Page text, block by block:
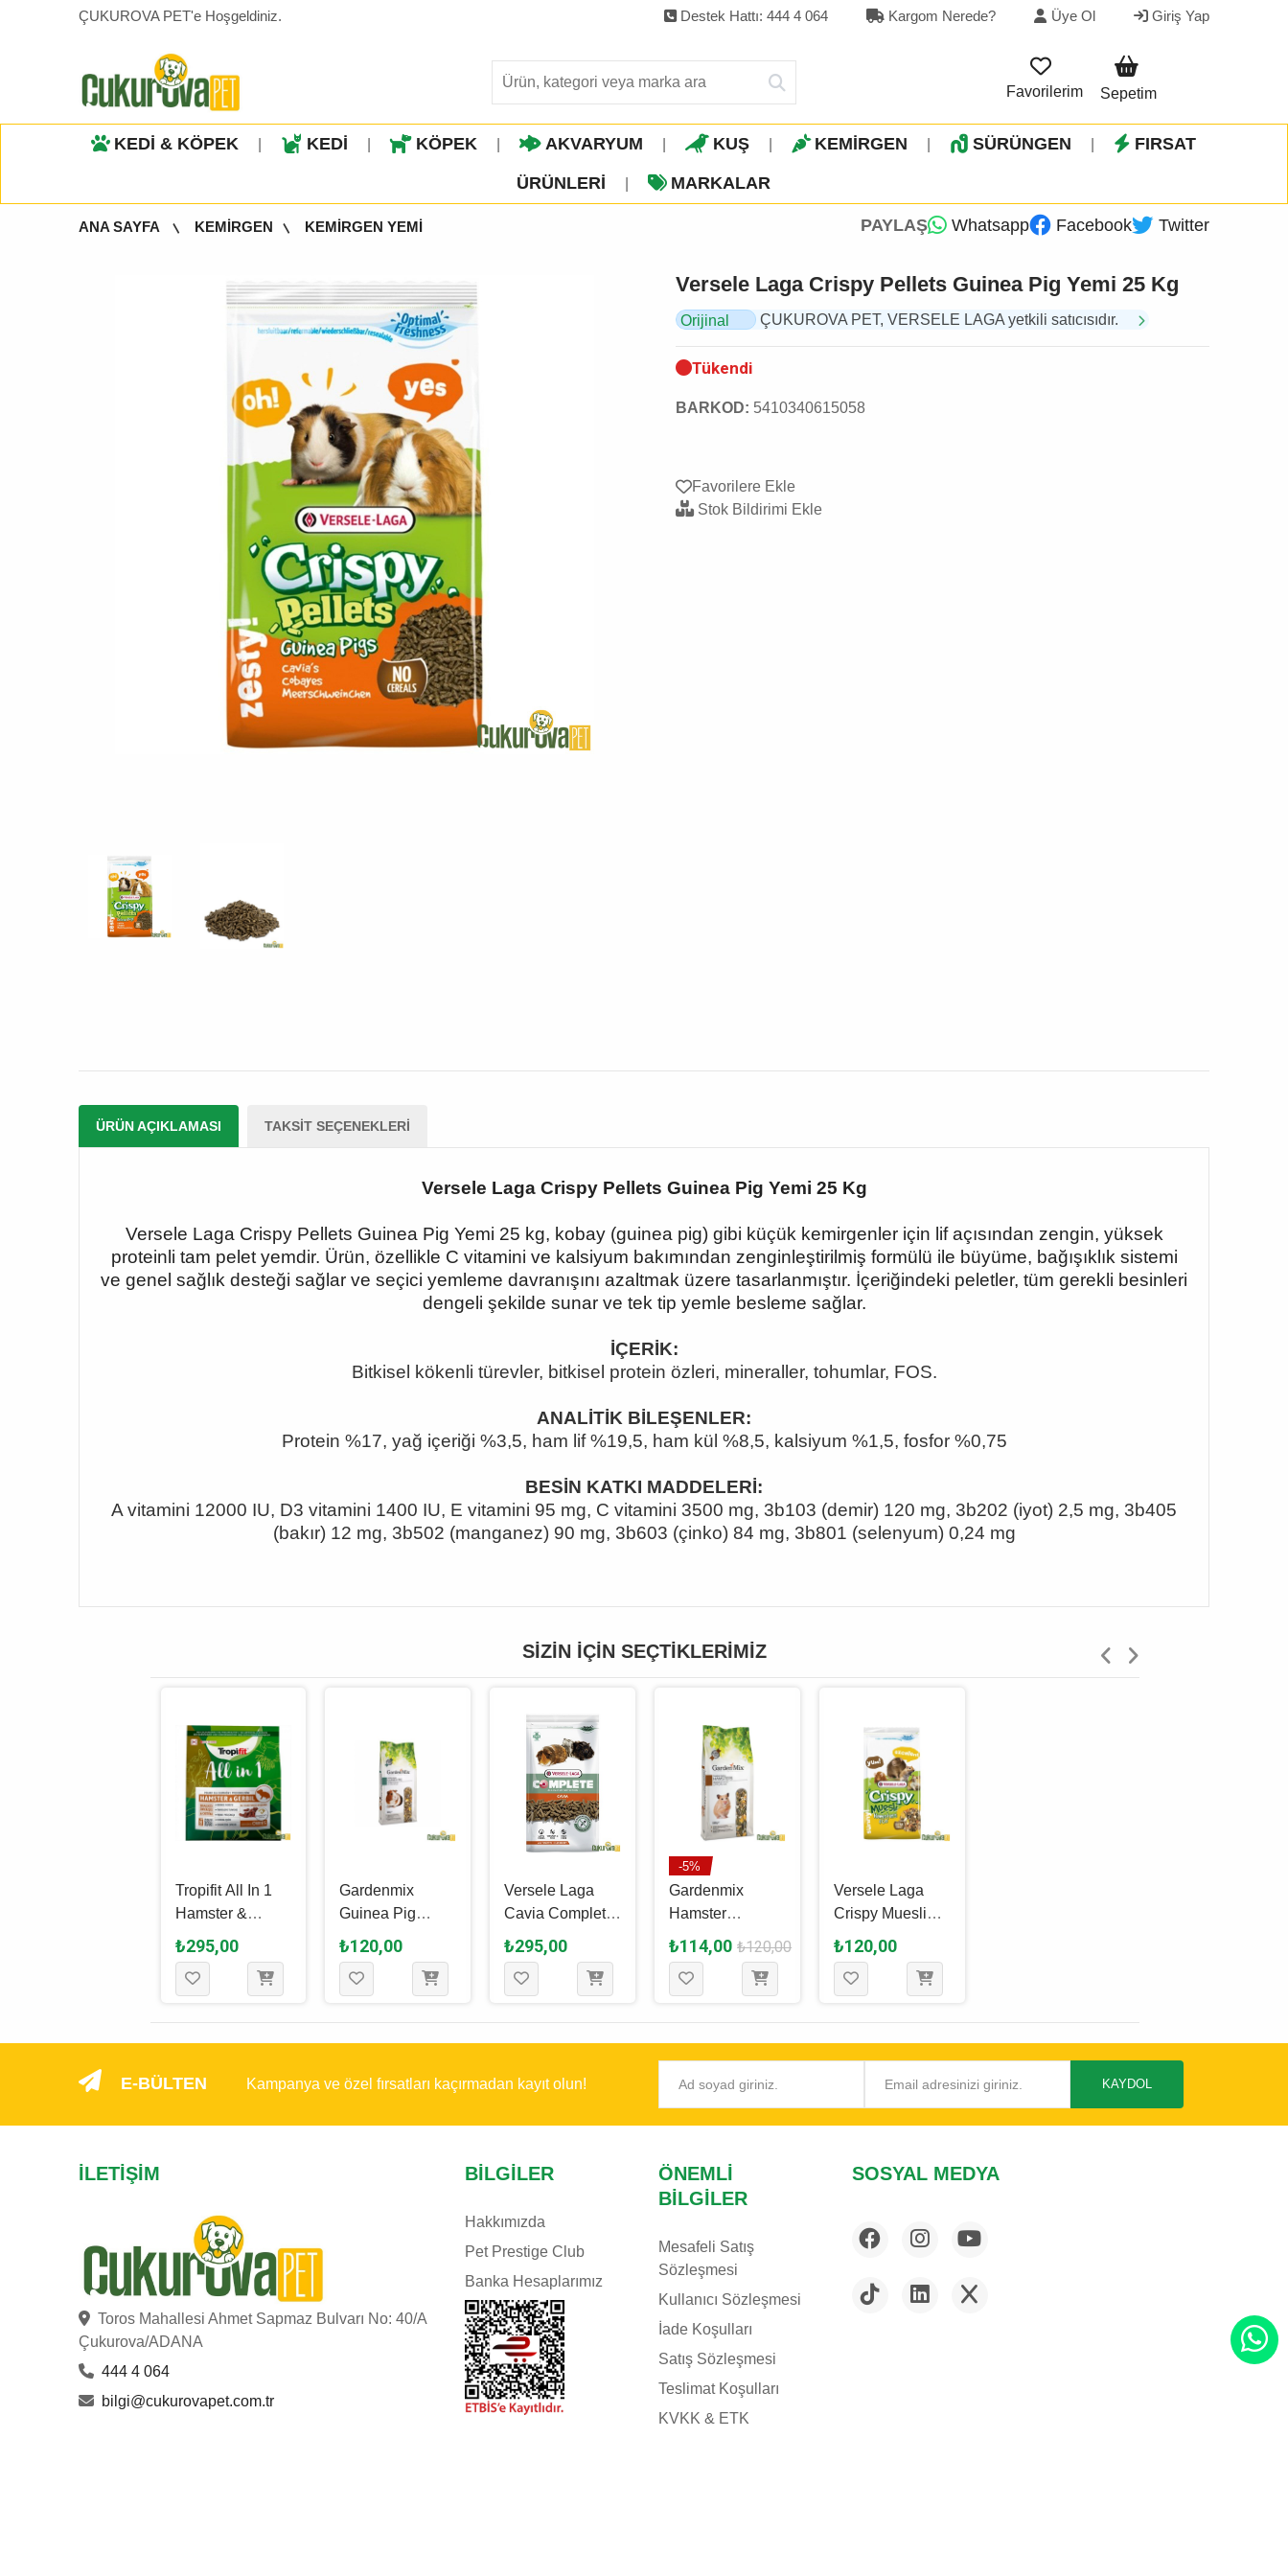
ÇUKUROVA PET'e Hoşgeldiniz. Destek Hattı: 444 4 064 Kargom Nerede? Üye Ol Giriş Yap
Favorilerim Sepetim
KEDİ & KÖPEK KEDİ KÖPEK AKVARYUM KUŞ KEMİRGEN SÜRÜNGEN FIRSAT
ÜRÜNLERI MARKALAR
ANA SAYFA KEMİRGEN KEMİRGEN YEMİ PAYLAŞ Whatsapp Facebook Twitter
Versele Laga Crispy Pellets Guinea Pig Yemi 25 Kg
Orijinal
ÇUKUROVA PET, VERSELE LAGA yetkili satıcısıdır.
Tükendi
BARKOD: 5410340615058
Favorilere Ekle
Stok Bildirimi Ekle
ÜRÜN AÇIKLAMASI TAKSIT SEÇENEKLERI
Versele Laga Crispy Pellets Guinea Pig Yemi 25 Kg
Versele Laga Crispy Pellets Guinea Pig Yemi 25 kg, kobay (guinea pig) gibi küçük kemirgenler için lif açısından zengin, yüksek
proteinli tam pelet yemdir. Ürün, özellikle C vitamini ve kalsiyum bakımından zenginleştirilmiş formülü ile büyüme, bağışıklık sistemi
ve genel sağlık desteği sağlar ve seçici yemleme davranışını azaltmak üzere tasarlanmıştır. İçeriğindeki peletler, tüm gerekli besinleri
dengeli şekilde sunar ve tek tip yemle besleme sağlar.
İÇERİK:
Bitkisel kökenli türevler, bitkisel protein özleri, mineraller, tohumlar, FOS.
ANALİTİK BİLEŞENLER:
Protein %17, yağ içeriği %3,5, ham lif %19,5, ham kül %8,5, kalsiyum %1,5, fosfor %0,75
BESİN KATKI MADDELERİ:
A vitamini 12000 IU, D3 vitamini 1400 IU, E vitamini 95 mg, C vitamini 3500 mg, 3b103 (demir) 120 mg, 3b202 (iyot) 2,5 mg, 3b405
(bakır) 12 mg, 3b502 (manganez) 90 mg, 3b603 (çinko) 84 mg, 3b801 (selenyum) 0,24 mg
SIZIN İÇIN SEÇTIKLERIMIZ
Tropifit All In 1
Hamster &
Gerbil Yemi 500
Gr
₺295,00
Gardenmix
Guinea Pig
Kemirgen Yemi 1
Kg
₺120,00
Versele Laga
Cavia Complete
Kemirgen Yemi
500 Gr
₺295,00
-5%
Gardenmix
Hamster
Kemirgen Yemi 1
Kg
₺114,00 ₺120,00
Versele Laga
Crispy Muesli
Hamster Yemi
400 Gr
₺120,00
E-BÜLTEN Kampanya ve özel fırsatları kaçırmadan kayıt olun! KAYDOL
İLETIŞIM
Toros Mahallesi Ahmet Sapmaz Bulvarı No: 40/A
Çukurova/ADANA
444 4 064
bilgi@cukurovapet.com.tr
BILGILER
Hakkımızda
Pet Prestige Club
Banka Hesaplarımız
ÖNEMLI
BILGILER
Mesafeli Satış
Sözleşmesi
Kullanıcı Sözleşmesi
İade Koşulları
Satış Sözleşmesi
Teslimat Koşulları
KVKK & ETK
SOSYAL MEDYA